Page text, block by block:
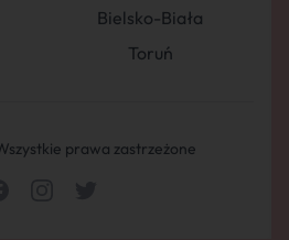
Bielsko-Biała
Toruń
prawa zastrzeżone